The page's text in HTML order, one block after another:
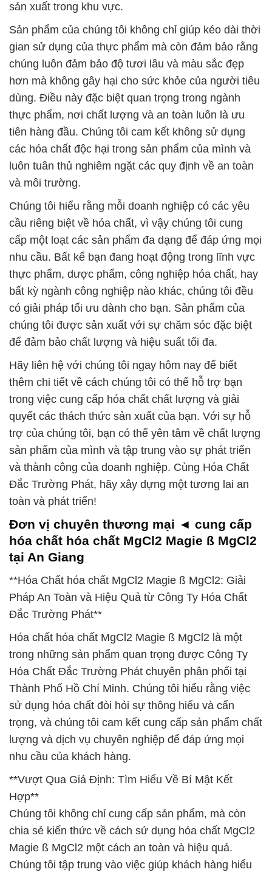
sản xuất trong khu vực.
Sản phẩm của chúng tôi không chỉ giúp kéo dài thời
gian sử dụng của thực phẩm mà còn đảm bảo rằng
chúng luôn đảm bảo độ tươi lâu và màu sắc đẹp
hơn mà không gây hại cho sức khỏe của người tiêu
dùng. Điều này đặc biệt quan trọng trong ngành
thực phẩm, nơi chất lượng và an toàn luôn là ưu
tiên hàng đầu. Chúng tôi cam kết không sử dụng
các hóa chất độc hại trong sản phẩm của mình và
luôn tuân thủ nghiêm ngặt các quy định về an toàn
và môi trường.
Chúng tôi hiểu rằng mỗi doanh nghiệp có các yêu
cầu riêng biệt về hóa chất, vì vậy chúng tôi cung
cấp một loạt các sản phẩm đa dạng để đáp ứng mọi
nhu cầu. Bất kể bạn đang hoạt động trong lĩnh vực
thực phẩm, dược phẩm, công nghiệp hóa chất, hay
bất kỳ ngành công nghiệp nào khác, chúng tôi đều
có giải pháp tối ưu dành cho bạn. Sản phẩm của
chúng tôi được sản xuất với sự chăm sóc đặc biệt
để đảm bảo chất lượng và hiệu suất tối đa.
Hãy liên hệ với chúng tôi ngay hôm nay để biết
thêm chi tiết về cách chúng tôi có thể hỗ trợ bạn
trong việc cung cấp hóa chất chất lượng và giải
quyết các thách thức sản xuất của bạn. Với sự hỗ
trợ của chúng tôi, bạn có thể yên tâm về chất lượng
sản phẩm của mình và tập trung vào sự phát triển
và thành công của doanh nghiệp. Cùng Hóa Chất
Đắc Trường Phát, hãy xây dựng một tương lai an
toàn và phát triển!
Đơn vị chuyên thương mại ◄ cung cấp
hóa chất hóa chất MgCl2 Magie ß MgCl2
tại An Giang
**Hóa Chất hóa chất MgCl2 Magie ß MgCl2: Giải
Pháp An Toàn và Hiệu Quả từ Công Ty Hóa Chất
Đắc Trường Phát**
Hóa chất hóa chất MgCl2 Magie ß MgCl2 là một
trong những sản phẩm quan trọng được Công Ty
Hóa Chất Đắc Trường Phát chuyên phân phối tại
Thành Phố Hồ Chí Minh. Chúng tôi hiểu rằng việc
sử dụng hóa chất đòi hỏi sự thông hiểu và cẩn
trọng, và chúng tôi cam kết cung cấp sản phẩm chất
lượng và dịch vụ chuyên nghiệp để đáp ứng mọi
nhu cầu của khách hàng.
**Vượt Qua Giả Định: Tìm Hiểu Về Bí Mật Kết
Hợp**
Chúng tôi không chỉ cung cấp sản phẩm, mà còn
chia sẻ kiến thức về cách sử dụng hóa chất MgCl2
Magie ß MgCl2 một cách an toàn và hiệu quả.
Chúng tôi tập trung vào việc giúp khách hàng hiểu